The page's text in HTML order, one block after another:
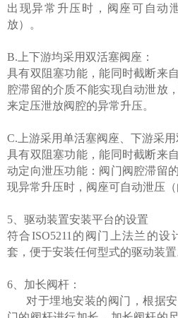
出现异常升压时，阀座可自动
放）。
B.上下游均采用双活塞阀座：
具有双阻塞功能，能同时截断来
腔滞留的介质不能实现自动泄放
来定压泄放阀腔的异常升压。
C.上游采用单活塞阀座、下游采用
具有双阻塞功能，能同时截断来
动定向泄压功能：阀门阀腔滞留
现异常升压时，阀座可自动泄压（
5、驱动装置安装平台的设置
符合ISO5211的阀门上法兰的
套，便于安装任何型式的驱动装置
6、加长阀杆：
对于埋地安装的阀门，根据安